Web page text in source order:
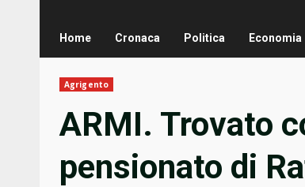
Home Cronaca Politica Economia
Agrigento
ARMI. Trovato
pensionato di